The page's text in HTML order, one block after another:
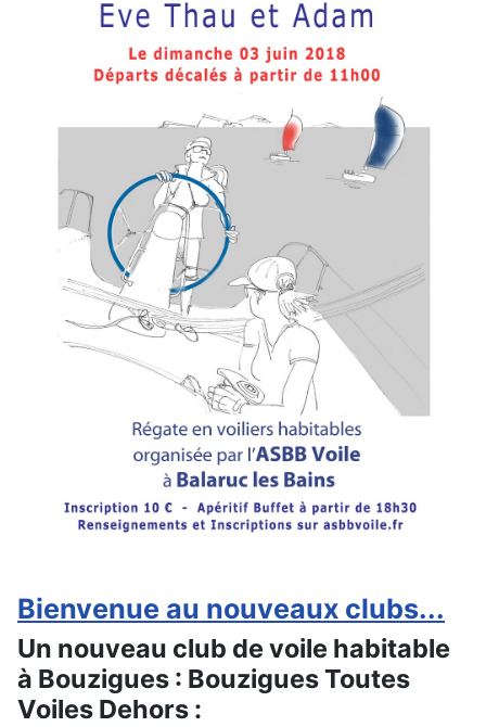
Bienvenue au nouveaux clubs...
Un nouveau club de voile habitable
à Bouzigues : Bouzigues Toutes
Voiles Dehors :